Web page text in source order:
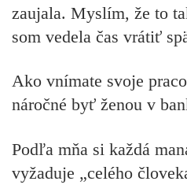
zaujala. Myslím, že to
som vedela čas vrátiť
Ako vnímate svoje
náročné byť ženou v
Podľa mňa si každá
vyžaduje „celého